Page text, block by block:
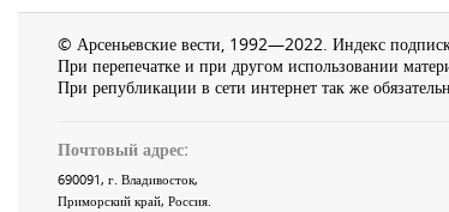
© Арсеньевские вести, 1992—2022. Индекс
При перепечатке и при другом использовании
При републикации в сети интернет так же
Почтовый адрес:
690091, г. Владивосток,
Приморский край, Россия.